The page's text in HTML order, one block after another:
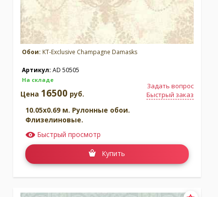
Обои: KT-Exclusive Champagne Damasks
Артикул: AD 50505
На складе
Задать вопрос
Быстрый заказ
Цена 16500 руб.
10.05x0.69 м. Рулонные обои.
Флизелиновые.
Быстрый просмотр
Купить